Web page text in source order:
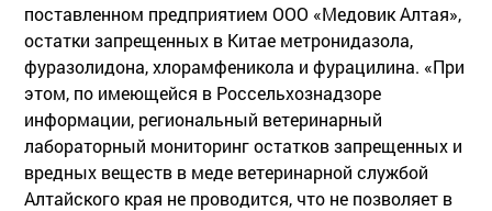
поставленном предприятием ООО «Медовик Алтая»,
остатки запрещенных в Китае метронидазола,
фуразолидона, хлорамфеникола и фурацилина. «При
этом, по имеющейся в Россельхознадзоре
информации, региональный ветеринарный
лабораторный мониторинг остатков запрещенных и
вредных веществ в меде ветеринарной службой
Алтайского края не проводится, что не позволяет в